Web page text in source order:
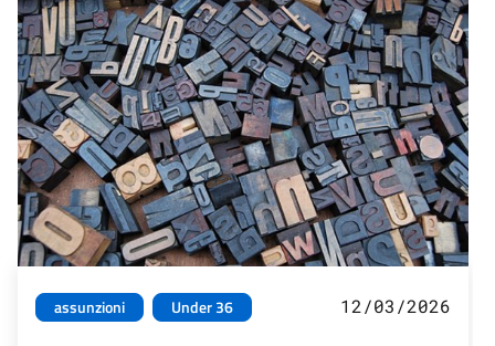
assunzioni Under 36 12/03/2026